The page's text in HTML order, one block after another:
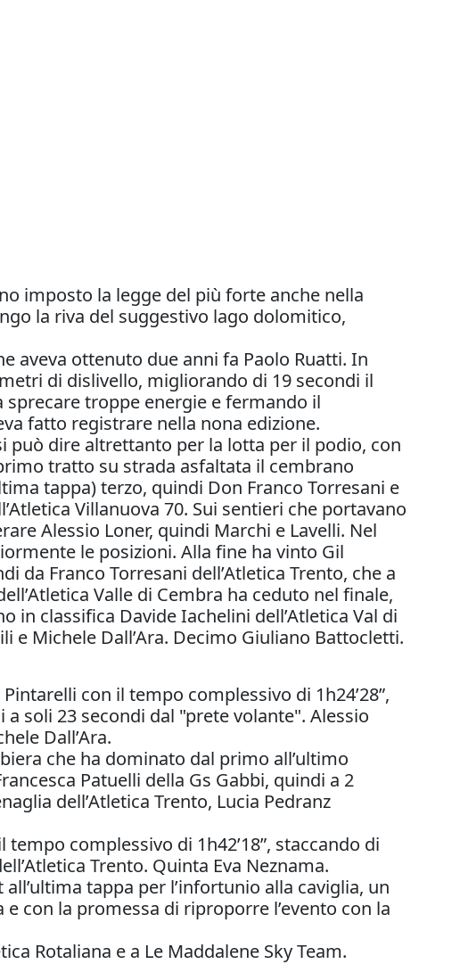
imposto la legge del più forte anche nella
la riva del suggestivo lago dolomitico,
aveva ottenuto due anni fa Paolo Ruatti. In
di dislivello, migliorando di 19 secondi il
sprecare troppe energie e fermando il
fatto registrare nella nona edizione.
può dire altrettanto per la lotta per il podio, con
tratto su strada asfaltata il cembrano
tappa) terzo, quindi Don Franco Torresani e
Villanuova 70. Sui sentieri che portavano
Alessio Loner, quindi Marchi e Lavelli. Nel
le posizioni. Alla fine ha vinto Gil
da Franco Torresani dell’Atletica Trento, che a
Valle di Cembra ha ceduto nel finale,
in classifica Davide Iachelini dell’Atletica Val di
e Michele Dall’Ara. Decimo Giuliano Battocletti.
con il tempo complessivo di 1h24’28”,
a soli 23 secondi dal "prete volante". Alessio
Dall’Ara.
che ha dominato dal primo all’ultimo
Patuelli della Gs Gabbi, quindi a 2
dell’Atletica Trento, Lucia Pedranz
complessivo di 1h42’18”, staccando di
Trento. Quinta Eva Neznama.
tappa per l’infortunio alla caviglia, un
con la promessa di riproporre l’evento con la
Rotaliana e a Le Maddalene Sky Team.